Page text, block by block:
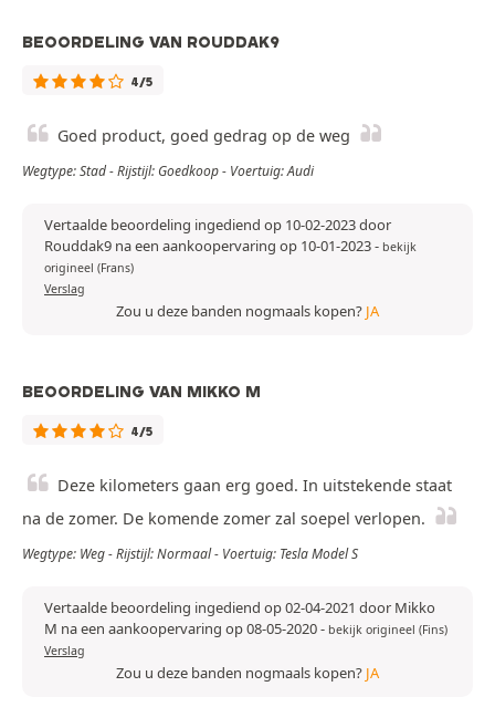
BEOORDELING VAN ROUDDAK9
4/5
Goed product, goed gedrag op de weg
Wegtype: Stad - Rijstijl: Goedkoop - Voertuig: Audi
Vertaalde beoordeling ingediend op 10-02-2023 door
Rouddak9 na een aankoopervaring op 10-01-2023- bekijk
origineel (Frans)
Verslag
Zou u deze banden nogmaals kopen? JA
BEOORDELING VAN MIKKO M
4/5
Deze kilometers gaan erg goed. In uitstekende staat
na de zomer. De komende zomer zal soepel verlopen.
Wegtype: Weg - Rijstijl: Normaal - Voertuig: Tesla Model S
Vertaalde beoordeling ingediend op 02-04-2021 door Mikko
M na een aankoopervaring op 08-05-2020- bekijk origineel (Fins)
Verslag
Zou u deze banden nogmaals kopen? JA